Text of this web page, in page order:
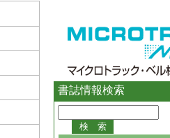
書誌情報検索